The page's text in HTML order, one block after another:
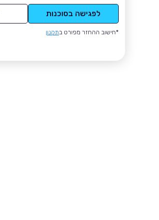
לפגישה בסוכנות
*חישוב ההחזר מפורט בתקנון